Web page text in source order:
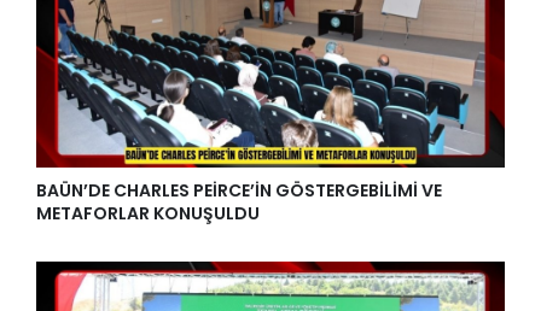
BAÜN’DE CHARLES PEİRCE’İN GÖSTERGEBİLİMİ VE
METAFORLAR KONUŞULDU